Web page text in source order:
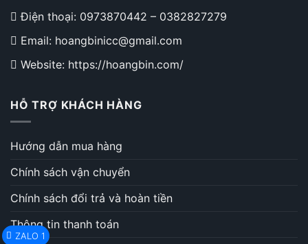
Điện thoại: 0973870442 – 0382827279
Email: hoangbinicc@gmail.com
Website: https://hoangbin.com/
HỖ TRỢ KHÁCH HÀNG
Hướng dẫn mua hàng
Chính sách vận chuyển
Chính sách đổi trả và hoàn tiền
Thông tin thanh toán
ZALO 1